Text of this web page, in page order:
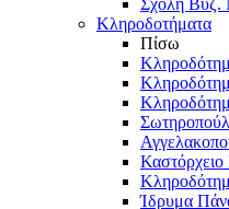
Κληροδοτήματα
Πίσω
Ίδρυμα